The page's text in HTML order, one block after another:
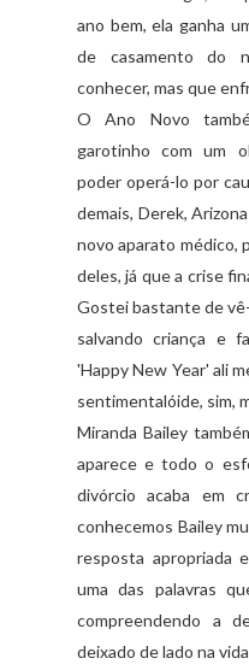
ano bem, ela ganha
de casamento do
conhecer, mas que
O Ano Novo
garotinho com um
poder operá-lo por
demais, Derek,
novo aparato médico,
deles, já que a crise
Gostei bastante de
salvando criança e
'HappyNew Year' ali
sentimentalóide, sim,
Miranda Bailey
aparece e todo o
divórcio acaba em
conhecemos Bailey
resposta apropriada
uma das palavras
compreendendo a
deixado de lado na